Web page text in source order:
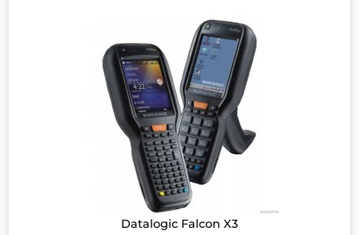
Datalogic Falcon X3